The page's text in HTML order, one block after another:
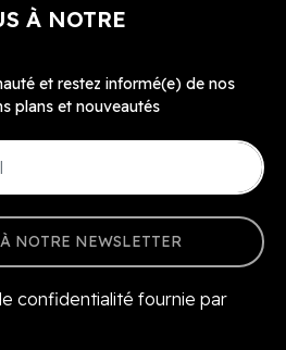
À NOTRE
et restez informé(e) de nos
plans et nouveautés
NOTRE NEWSLETTER
confidentialité fournie par